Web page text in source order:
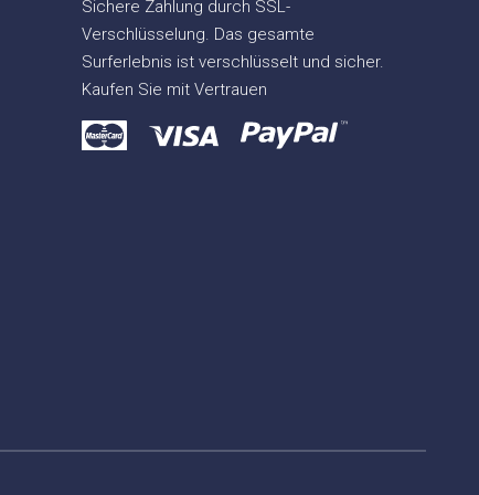
Sichere Zahlung durch SSL-
Verschlüsselung. Das gesamte
Surferlebnis ist verschlüsselt und sicher.
Kaufen Sie mit Vertrauen